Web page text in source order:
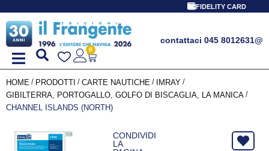
FIDELITY CARD
contattaci 045 8012631@
0
HOME / PRODOTTI / CARTE NAUTICHE / IMRAY /
GIBILTERRA, PORTOGALLO, GOLFO DI BISCAGLIA, LA MANICA /
CHANNEL ISLANDS (NORTH)
CONDIVIDI
LA